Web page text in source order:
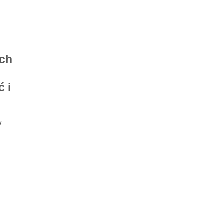
i